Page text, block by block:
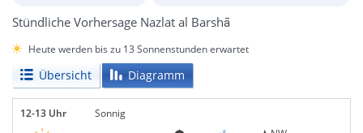
Stündliche Vorhersage Nazlat al Barshā
Heute werden bis zu 13 Sonnenstunden erwartet
Übersicht Diagramm
12-13 Uhr Sonnig